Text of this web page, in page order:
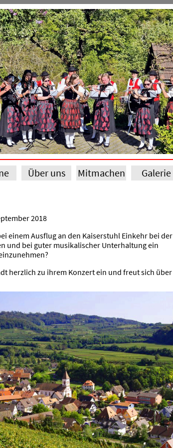
Über uns Mitmachen Galerie
2018
einem Ausflug an den Kaiserstuhl Einkehr bei der
und bei guter musikalischer Unterhaltung ein
herzlich zu ihrem Konzert ein und freut sich über